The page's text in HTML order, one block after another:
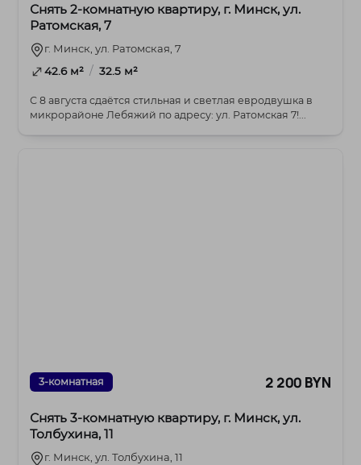
Снять 2-комнатную квартиру, г. Минск, ул.
Ратомская, 7
г. Минск, ул. Ратомская, 7
42.6 м² / 32.5 м²
С 8 августа сдаётся стильная и светлая евродвушка в
микрорайоне Лебяжий по адресу: ул. Ратомская 7!...
3-комнатная 2 200 BYN
Снять 3-комнатную квартиру, г. Минск, ул.
Толбухина, 11
г. Минск, ул. Толбухина, 11